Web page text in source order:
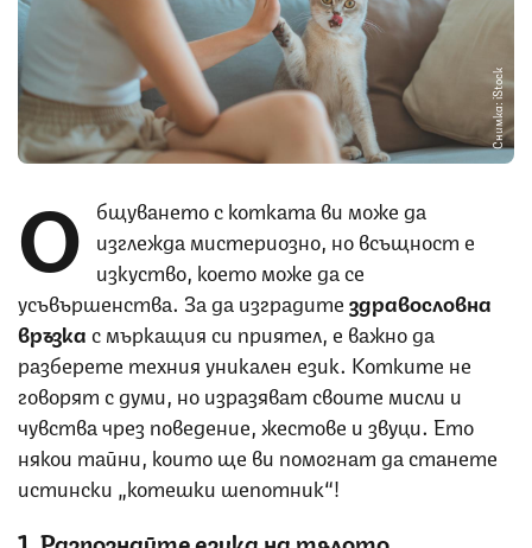
Снимка: iStock
О бщуването с котката ви може да
изглежда мистериозно, но всъщност е
изкуство, което може да се
усъвършенства. За да изградитездравословна
връзкас мъркащия си приятел, е важно да
разберете техния уникален език. Котките не
говорят с думи, но изразяват своите мисли и
чувства чрез поведение, жестове и звуци. Ето
някои тайни, които ще ви помогнат да станете
истински „котешки шепотник“!